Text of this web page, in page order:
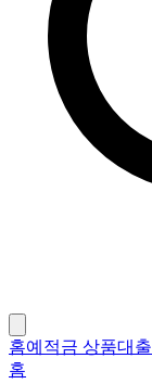
홈예적금 상품대출
홈